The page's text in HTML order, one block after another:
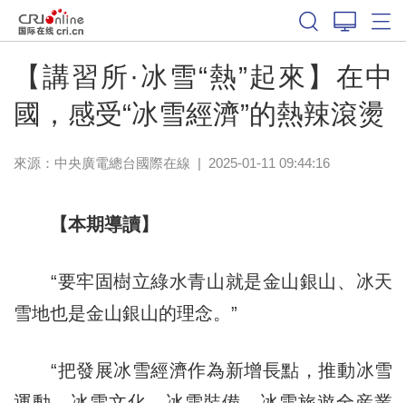
【講習所·冰雪“熱”起來】在中
國，感受“冰雪經濟”的熱辣滾燙
來源：中央廣電總台國際在線 | 2025-01-11 09:44:16
【本期導讀】
“要牢固樹立綠水青山就是金山銀山、冰天
雪地也是金山銀山的理念。”
“把發展冰雪經濟作為新增長點，推動冰雪